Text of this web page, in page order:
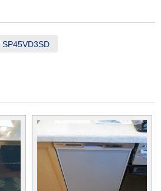
SP45VD3SD